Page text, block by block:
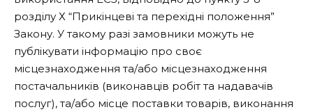
розділу Х “Прикінцеві та перехідні положення”
Закону. У такому разі замовники можуть не
публікувати інформацію про своє
місцезнаходження та/або місцезнаходження
постачальників (виконавців робіт та надавачів
послуг), та/або місце поставки товарів, виконання